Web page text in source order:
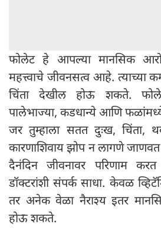
फोलेट हे आपल्या मानसिक
महत्त्वाचे जीवनसत्व आहे. त्याच्या
चिंता देखील होऊ शकते. फोलेट
पालेभाज्या, कडधान्ये आणि
जर तुम्हाला सतत दुःख, चिंता,
कारणाशिवाय झोप न लागणे
दैनंदिन जीवनावर परिणाम
डॉक्टरांशी संपर्क साधा. केवळ
तर अनेक वेळा नैराश्य इतर
होऊ शकते.